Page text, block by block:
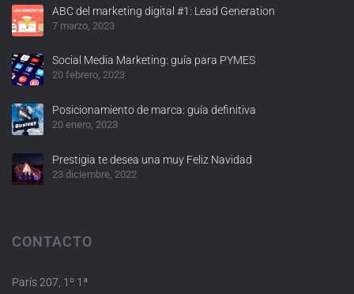
ABC del marketing digital #1: Lead Generation
7 marzo, 2023
Social Media Marketing: guía para PYMES
20 febrero, 2023
Posicionamiento de marca: guía definitiva
20 enero, 2023
Prestigia te desea una muy Feliz Navidad
23 diciembre, 2022
CONTACTO
París 207, 1º 1ª